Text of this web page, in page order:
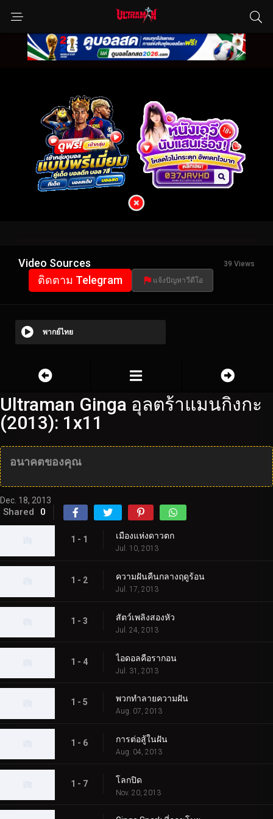
Video Sources 39 Views
ติดตาม Telegram แจ้งปัญหาวีดีโอ
พากย์ไทย
Ultraman Ginga อุลตร้าแมนกิงกะ
(2013): 1x11
อนาคตของคุณ
Dec. 18, 2013
Shared 0
1 - 1 เมืองแห่งดาวตก
Jul. 10, 2013
1 - 2 ความฝันคืนกลางฤดูร้อน
Jul. 17, 2013
1 - 3 สัตว์เพลิงสองหัว
Jul. 24, 2013
1 - 4 ไอดอลคือรากอน
Jul. 31, 2013
1 - 5 พวกทำลายความฝัน
Aug. 07, 2013
1 - 6 การต่อสู้ในฝัน
Aug. 04, 2013
1 - 7 โลกปิด
Nov. 20, 2013